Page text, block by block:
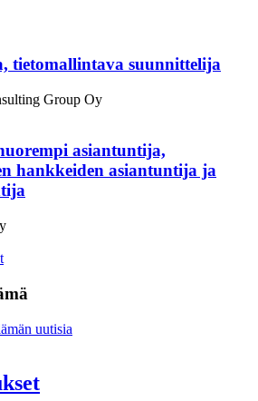
tietomallintava suunnittelija
Group Oy
asiantuntija,
hankkeiden asiantuntija ja
uutisia